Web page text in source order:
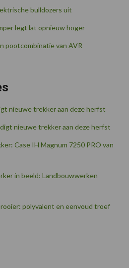
bulldozers uit
legt lat opnieuw hoger
pootcombinatie van AVR
nieuwe trekker aan deze herfst
nieuwe trekker aan deze herfst
Case IH Magnum 7250 PRO van
in beeld: Landbouwwerken
polyvalent en eenvoud troef